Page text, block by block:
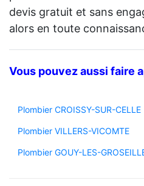
devis gratuit et sans
alors en toute
Vous pouvez aussi faire
Plombier CROISSY-SUR-CELLE
Plombier VILLERS-VICOMTE
Plombier GOUY-LES-